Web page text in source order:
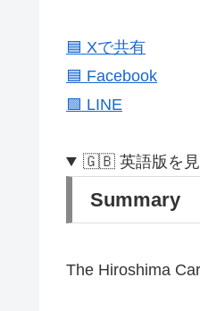
🟦 Xで共有
🟦 Facebook
🟩 LINE
🇬🇧 英語版を見
Summary
The Hiroshima